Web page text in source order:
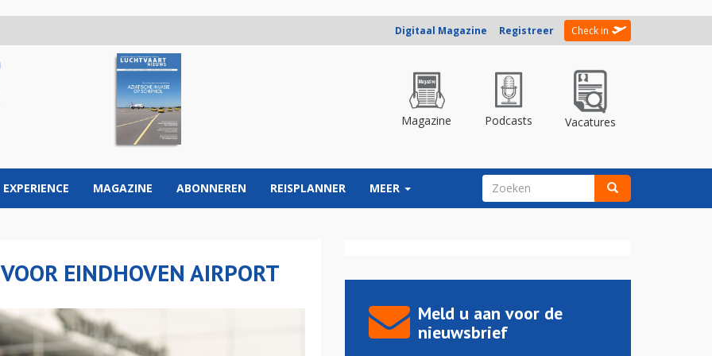
Digitaal Magazine Registreer Check in
Magazine Podcasts Vacatures
EXPERIENCE MAGAZINE ABONNEREN REISPLANNER MEER ZOEKVELD
EINDHOVEN AIRPORT
Meld u aan voor de
nieuwsbrief